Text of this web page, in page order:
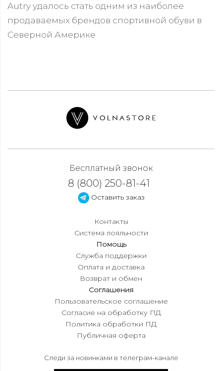
Autry удалось стать одним из наиболее
продаваемых брендов спортивной обуви в
Северной Америке
Бесплатный звонок
8 (800) 250-81-41
Оставить заказ
Контакты
Система лояльности
Помощь
Служба поддержки
Оплата и доставка
Возврат и обмен
Соглашения
Пользовательское соглашение
Согласие на обработку ПД
Политика обработки ПД
Публичная оферта
Следи за новинками в телеграм-канале